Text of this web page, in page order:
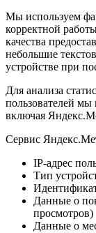
Мы используем
корректной
качества
небольшие
устройстве при
Для анализа
пользователей мы
включая
Сервис
IP-адрес
Тип
Данные о
просмотров)
Данные о